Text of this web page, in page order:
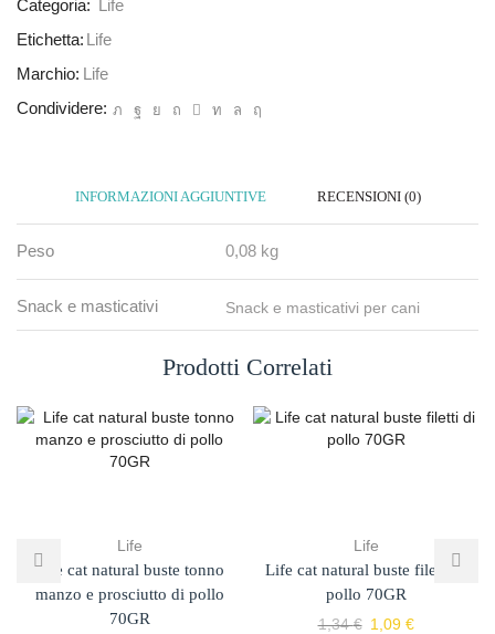
Categoria:
Life
Etichetta:
Life
Marchio:
Life
Condividere:
INFORMAZIONI AGGIUNTIVE RECENSIONI (0)
Peso 0,08 kg
Snack e masticativi Snack e masticativi per cani
Prodotti Correlati
Life
Life cat natural buste tonno
manzo e prosciutto di pollo
70GR
Life
Life cat natural buste filetti di
pollo 70GR
1,34€ 1,09 €